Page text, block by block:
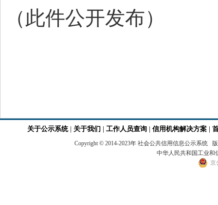
（此件公开发布）
关于公示系统| 关于我们 工作人员查询 信用机构解决方案
Copyright © 2014-2023年 社会公共信用信息公示系
中华人民共和国工业和
京